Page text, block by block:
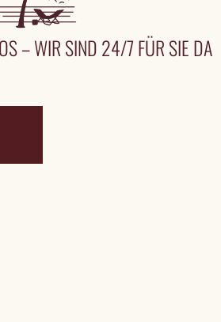
– WIR SIND 24/7 FÜR SIE DA